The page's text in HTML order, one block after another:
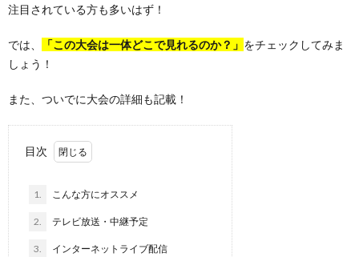
注目されている方も多いはず！
では、 「この大会は一体どこで見れるのか？」 をチェックしてみま
しょう！
また、ついでに大会の詳細も記載！
目次
1. こんな方にオススメ
2. テレビ放送・中継予定
3. インターネットライブ配信